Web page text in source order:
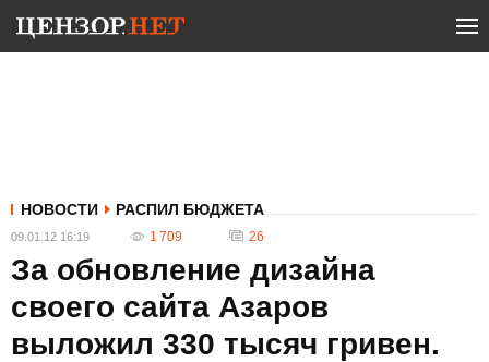
НОВОСТИ РАСПИЛ БЮДЖЕТА
09.01.12 16:19 1 709 26
За обновление дизайна
своего сайта Азаров
выложил 330 тысяч гривен.